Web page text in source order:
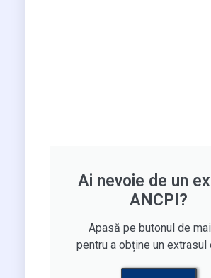
Ai nevoie de un
ANCPI?
Apasă pe butonul de
pentru a obține un extrasul